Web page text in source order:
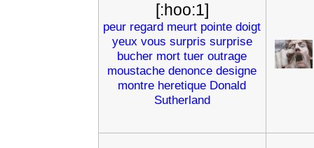
[:hoo:1]
peur regard meurt pointe doigt
yeux vous surpris surprise
bucher mort tuer outrage
moustache denonce designe
montre heretique Donald
Sutherland